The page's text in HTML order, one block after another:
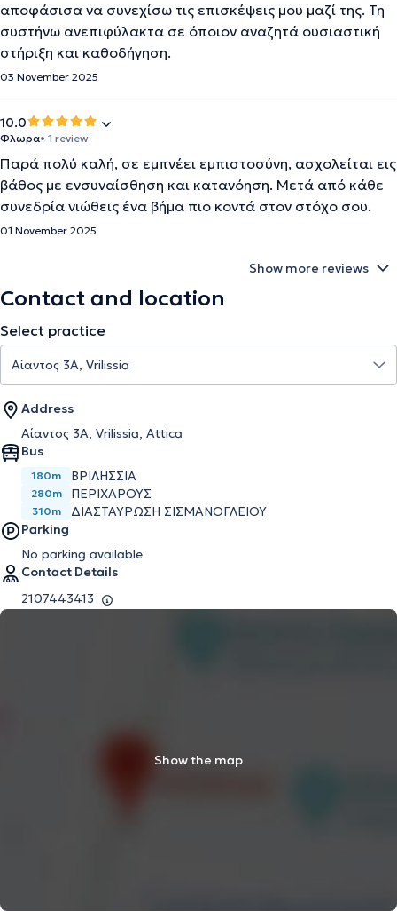
αποφάσισα να συνεχίσω τις επισκέψεις μου μαζί της. Τη
συστήνω ανεπιφύλακτα σε όποιον αναζητά ουσιαστική
στήριξη και καθοδήγηση.
03 November 2025
10.0
Φλωρα• 1 review
Παρά πολύ καλή, σε εμπνέει εμπιστοσύνη, ασχολείται εις
βάθος με ενσυναίσθηση και κατανόηση. Μετά από κάθε
συνεδρία νιώθεις ένα βήμα πιο κοντά στον στόχο σου.
01 November 2025
Show more reviews
Contact and location
Select practice
Address
Αίαντος 3Α, Vrilissia, Attica
Bus
180m ΒΡΙΛΗΣΣΙΑ
280m ΠΕΡΙΧΑΡΟΥΣ
310m
ΔΙΑΣΤΑΥΡΩΣΗ ΣΙΣΜΑΝΟΓΛΕΙΟΥ
Parking
No parking available
Contact Details
2107443413
Show the map